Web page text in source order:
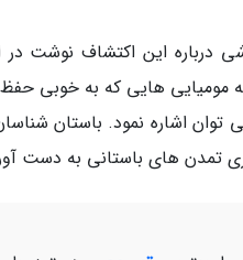
درباره این اکتشاف نوشت
مومیایی هایی که به خوبی
اشاره نمود. باستان شناسان
تمدن های باستانی به دست